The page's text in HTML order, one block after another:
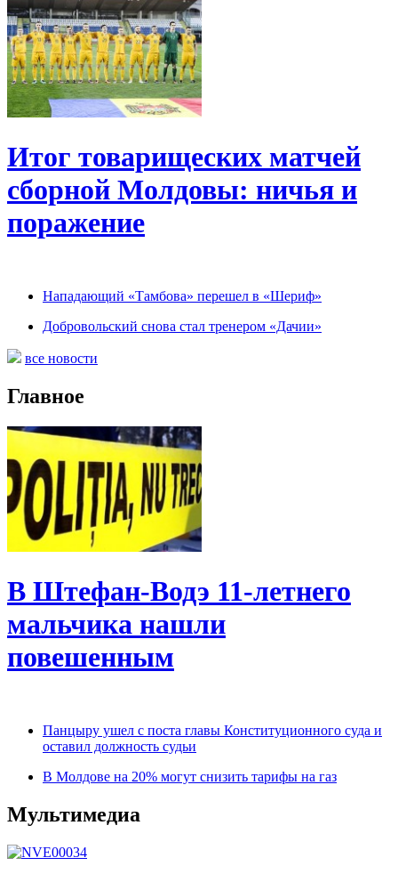
Итог товарищеских матчей
сборной Молдовы: ничья и
поражение
Нападающий «Тамбова» перешел в «Шериф»
Добровольский снова стал тренером «Дачии»
все новости
Главное
В Штефан-Водэ 11-летнего
мальчика нашли
повешенным
Панцыру ушел с поста главы Конституционного суда и
оставил должность судьи
В Молдове на 20% могут снизить тарифы на газ
Мультимедиа